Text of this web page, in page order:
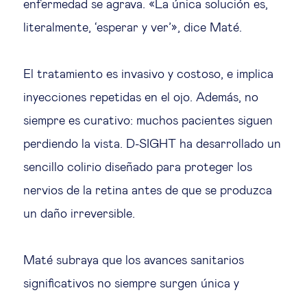
enfermedad se agrava. «La única solución es,
literalmente, ‘esperar y ver’», dice Maté.
El tratamiento es invasivo y costoso, e implica
inyecciones repetidas en el ojo. Además, no
siempre es curativo: muchos pacientes siguen
perdiendo la vista. D-SIGHT ha desarrollado un
sencillo colirio diseñado para proteger los
nervios de la retina antes de que se produzca
un daño irreversible.
Maté subraya que los avances sanitarios
significativos no siempre surgen única y